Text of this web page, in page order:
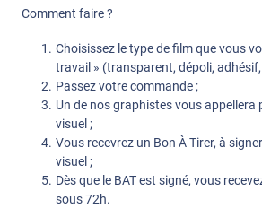
Comment faire ?
Choisissez le type de film que vous
travail » (transparent, dépoli,
Passez votre commande ;
Un de nos graphistes vous appellera
visuel ;
Vous recevrez un Bon À Tirer, à
visuel ;
Dès que le BAT est signé, vous
sous 72h.